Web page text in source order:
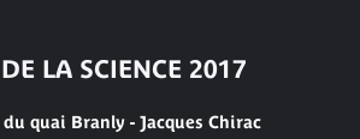
LA SCIENCE 2017
quai Branly - Jacques Chirac